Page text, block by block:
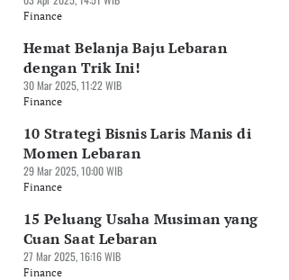
Finance
Hemat Belanja Baju Lebaran
dengan Trik Ini!
30 Mar 2025, 11:22 WIB
Finance
10 Strategi Bisnis Laris Manis di
Momen Lebaran
29 Mar 2025, 10:00 WIB
Finance
15 Peluang Usaha Musiman yang
Cuan Saat Lebaran
27 Mar 2025, 16:16 WIB
Finance